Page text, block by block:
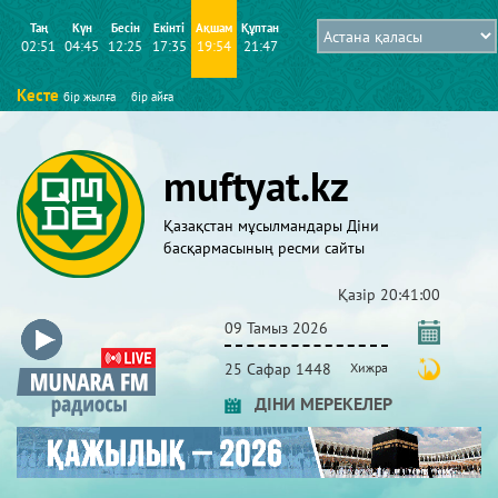
Таң
02:51
Күн
04:45
Бесін
12:25
Екінті
17:35
Ақшам
19:54
Құптан
21:47
Кесте бір жылға бір айға
muftyat.kz
Қазақстан мұсылмандары Діни
басқармасының ресми сайты
Қазір 20:41:01
09 Тамыз 2026
25 Сафар 1448 Хижра
ДІНИ МЕРЕКЕЛЕР